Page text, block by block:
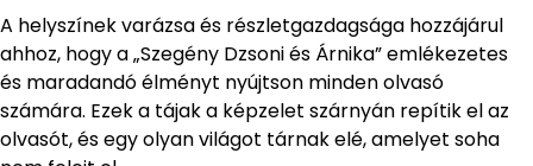
A helyszínek varázsa és részletgazdagsága hozzájárul
ahhoz, hogy a „Szegény Dzsoni és Árnika” emlékezetes
és maradandó élményt nyújtson minden olvasó
számára. Ezek a tájak a képzelet szárnyán repítik el az
olvasót, és egy olyan világot tárnak elé, amelyet soha